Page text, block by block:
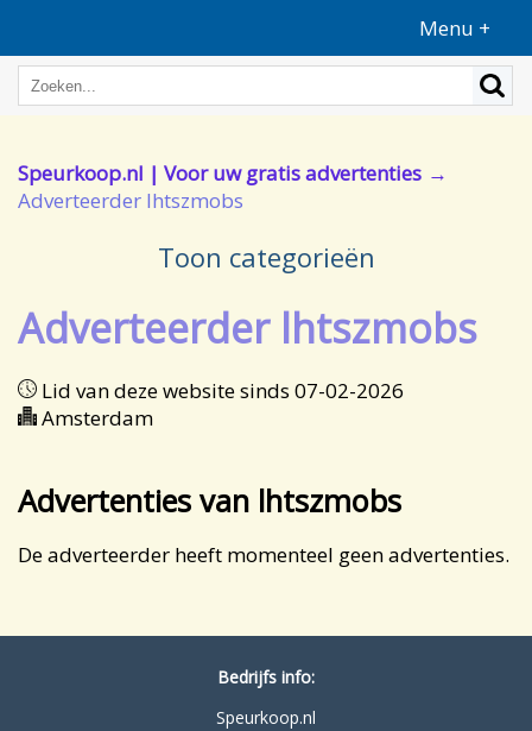
Menu +
Speurkoop.nl | Voor uw gratis advertenties
Adverteerder lhtszmobs
Toon categorieën
Adverteerder lhtszmobs
Lid van deze website sinds 07-02-2026
Amsterdam
Advertenties van lhtszmobs
De adverteerder heeft momenteel geen advertenties.
Bedrijfs info:
Speurkoop.nl